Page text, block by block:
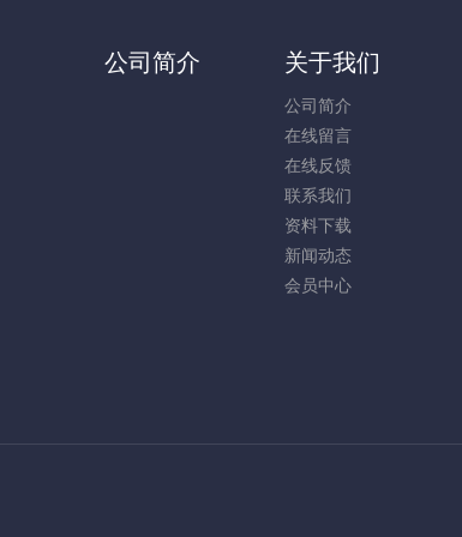
公司简介 关于我们
公司简介
在线留言
在线反馈
联系我们
资料下载
新闻动态
会员中心